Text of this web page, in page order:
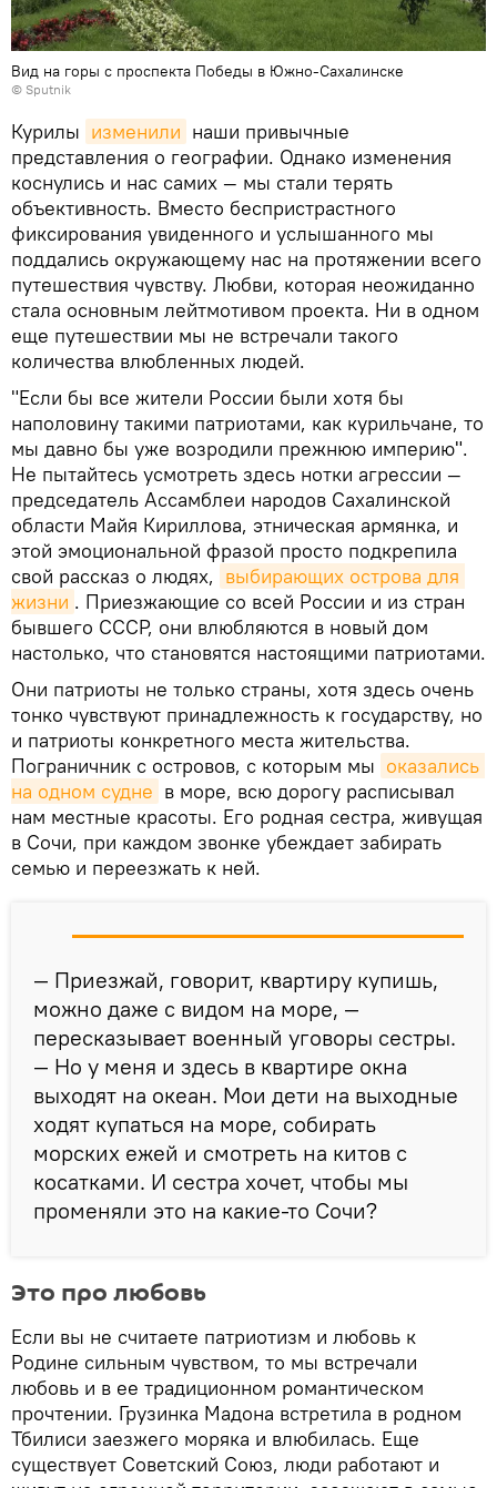
Вид на горы с проспекта Победы в Южно-Сахалинске
© Sputnik
Курилы изменили наши привычные
представления о географии. Однако изменения
коснулись и нас самих — мы стали терять
объективность. Вместо беспристрастного
фиксирования увиденного и услышанного мы
поддались окружающему нас на протяжении всего
путешествия чувству. Любви, которая неожиданно
стала основным лейтмотивом проекта. Ни в одном
еще путешествии мы не встречали такого
количества влюбленных людей.
"Если бы все жители России были хотя бы
наполовину такими патриотами, как курильчане, то
мы давно бы уже возродили прежнюю империю".
Не пытайтесь усмотреть здесь нотки агрессии —
председатель Ассамблеи народов Сахалинской
области Майя Кириллова, этническая армянка, и
этой эмоциональной фразой просто подкрепила
свой рассказ о людях, выбирающих острова для
жизни . Приезжающие со всей России и из стран
бывшего СССР, они влюбляются в новый дом
настолько, что становятся настоящими патриотами.
Они патриоты не только страны, хотя здесь очень
тонко чувствуют принадлежность к государству, но
и патриоты конкретного места жительства.
Пограничник с островов, с которым мы оказались
на одном судне в море, всю дорогу расписывал
нам местные красоты. Его родная сестра, живущая
в Сочи, при каждом звонке убеждает забирать
семью и переезжать к ней.
— Приезжай, говорит, квартиру купишь,
можно даже с видом на море, —
пересказывает военный уговоры сестры.
— Но у меня и здесь в квартире окна
выходят на океан. Мои дети на выходные
ходят купаться на море, собирать
морских ежей и смотреть на китов с
косатками. И сестра хочет, чтобы мы
променяли это на какие-то Сочи?
Это про любовь
Если вы не считаете патриотизм и любовь к
Родине сильным чувством, то мы встречали
любовь и в ее традиционном романтическом
прочтении. Грузинка Мадона встретила в родном
Тбилиси заезжего моряка и влюбилась. Еще
существует Советский Союз, люди работают и